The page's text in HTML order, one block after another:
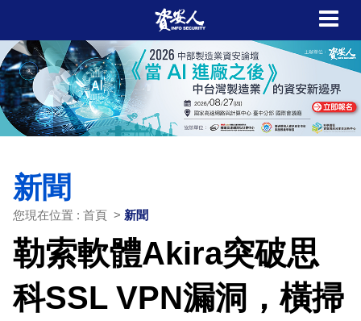
新聞
您現在位置 : 首頁 > 新聞
勒索軟體Akira突破思
科SSL VPN漏洞，橫掃